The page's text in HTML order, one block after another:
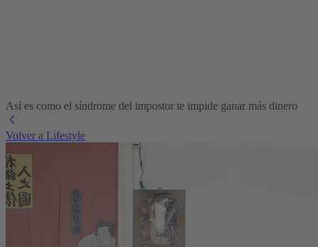
Así es como el síndrome del impostor te impide ganar más dinero
Volver a Lifestyle